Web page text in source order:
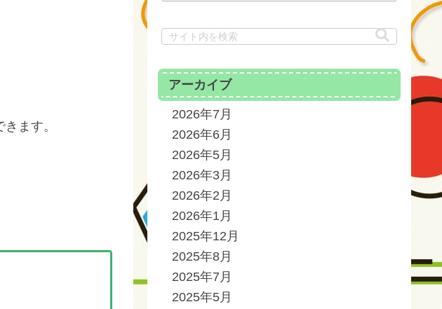
ます。
アーカイブ
2026年7月
2026年6月
2026年5月
2026年3月
2026年2月
2026年1月
2025年12月
2025年8月
2025年7月
2025年5月